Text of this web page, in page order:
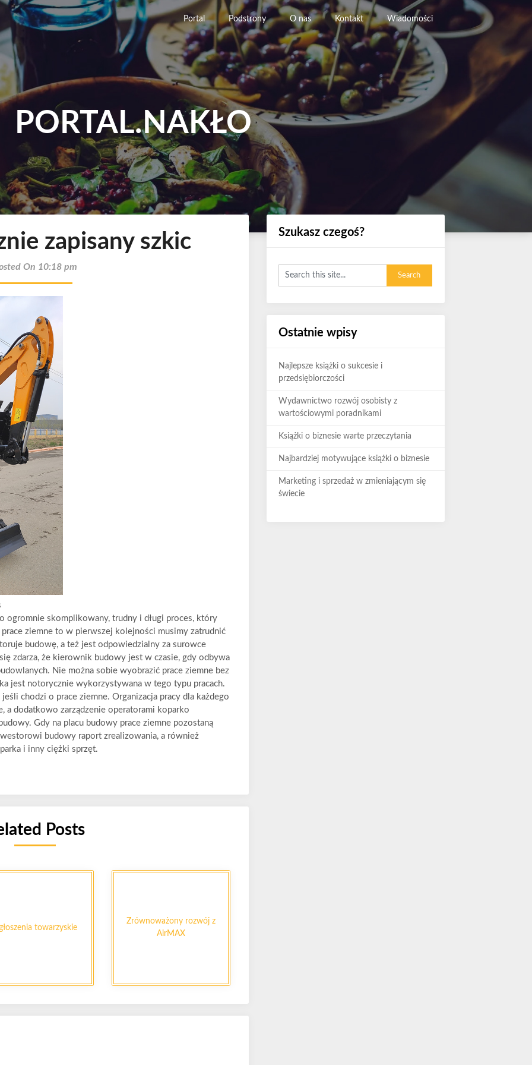
Portal Podstrony O nas Kontakt Wiadomości
PORTAL.NAKŁO
zapisany szkic
On 10:18 pm
ogromnie skomplikowany, trudny i długi proces, który
ziemne to w pierwszej kolejności musimy zatrudnić
budowę, a też jest odpowiedzialny za surowce
zdarza, że kierownik budowy jest w czasie, gdy odbywa
Nie można sobie wyobrazić prace ziemne bez
jest notorycznie wykorzystywana w tego typu pracach.
chodzi o prace ziemne. Organizacja pracy dla każdego
a dodatkowo zarządzenie operatorami koparko
Gdy na placu budowy prace ziemne pozostaną
budowy raport zrealizowania, a również
i inny ciężki sprzęt.
Posts
towarzyskie
Zrównoważony rozwój z
AirMAX
Szukasz czegoś?
Ostatnie wpisy
Najlepsze książki o sukcesie i
przedsiębiorczości
Wydawnictwo rozwój osobisty z
wartościowymi poradnikami
Książki o biznesie warte przeczytania
Najbardziej motywujące książki o biznesie
Marketing i sprzedaż w zmieniającym się
świecie